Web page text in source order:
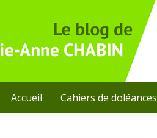
Accueil Cahiers de doléances